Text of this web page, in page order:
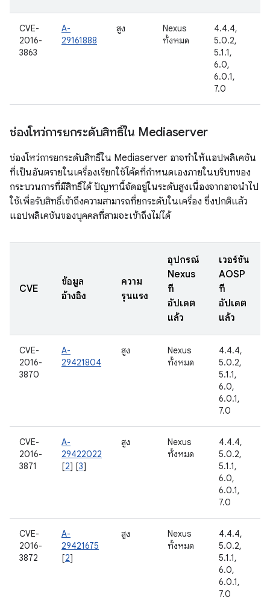
CVE-
2016-
3863
A-
29161888
สูง
Nexus
ทั้งหมด
4.4.4,
5.0.2,
5.1.1,
6.0,
6.0.1,
7.0
ช่องโหว่การยกระดับสิทธิ์ใน Mediaserver
ช่องโหว่การยกระดับสิทธิ์ใน Mediaserver อาจทำให้แอปพลิเคชัน
ที่เป็นอันตรายในเครื่องเรียกใช้โค้ดที่กำหนดเองภายในบริบทของ
กระบวนการที่มีสิทธิ์ได้ ปัญหานี้จัดอยู่ในระดับสูงเนื่องจากอาจนำไป
ใช้เพื่อรับสิทธิ์เข้าถึงความสามารถที่ยกระดับในเครื่อง ซึ่งปกติแล้ว
แอปพลิเคชันของบุคคลที่สามจะเข้าถึงไม่ได้
CVE
ข้อมูล
อ้างอิง
ความ
รุนแรง
อุปกรณ์
Nexus
ที่
อัปเดต
แล้ว
เวอร์ชัน
AOSP
ที่
อัปเดต
แล้ว
CVE-
2016-
3870
A-
29421804
สูง
Nexus
ทั้งหมด
4.4.4,
5.0.2,
5.1.1,
6.0,
6.0.1,
7.0
CVE-
2016-
3871
A-
29422022
[2] [3]
สูง
Nexus
ทั้งหมด
4.4.4,
5.0.2,
5.1.1,
6.0,
6.0.1,
7.0
CVE-
2016-
3872
A-
29421675
[2]
สูง
Nexus
ทั้งหมด
4.4.4,
5.0.2,
5.1.1,
6.0,
6.0.1,
7.0